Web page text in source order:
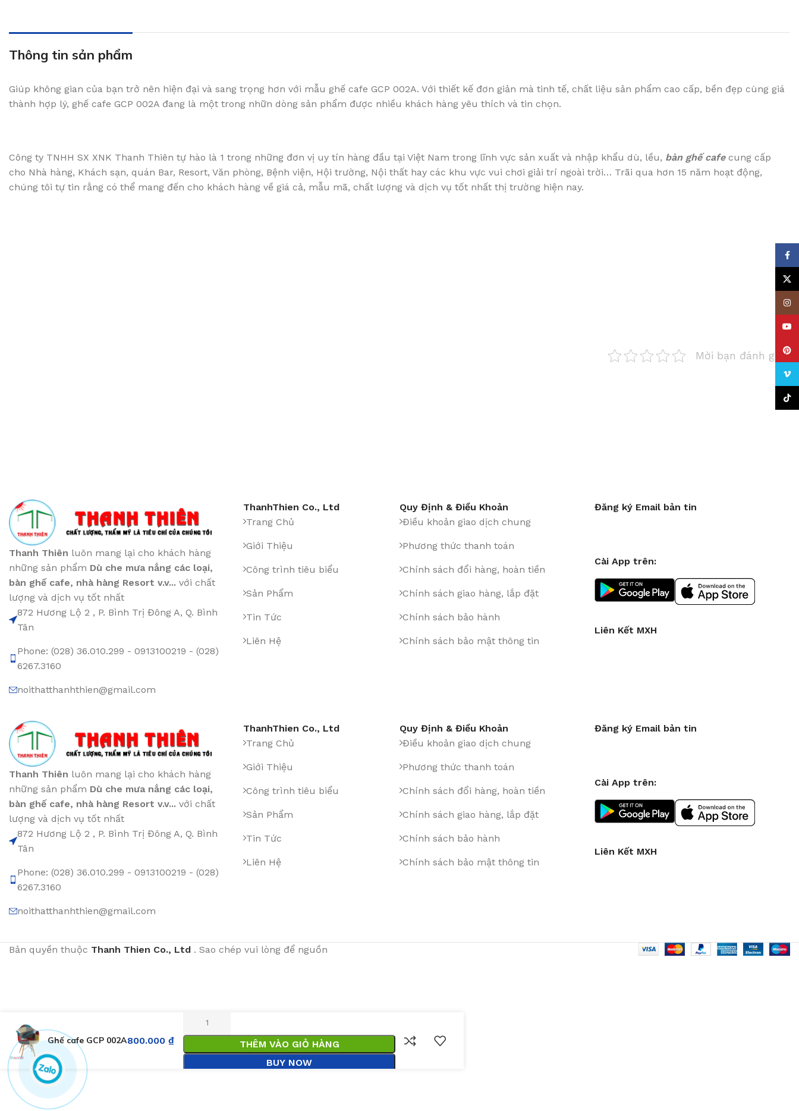
Thông tin sản phẩm
Giúp không gian của bạn trở nên hiện đại và sang trọng hơn với mẫu ghế cafe GCP 002A. Với thiết kế đơn giản mà tinh tế, chất liệu sản phẩm cao cấp, bền đẹp cùng giá
thành hợp lý, ghế cafe GCP 002A đang là một trong nhữn dòng sản phẩm được nhiều khách hàng yêu thích và tin chọn.
Công ty TNHH SX XNK Thanh Thiên tự hào là 1 trong những đơn vị uy tín hàng đầu tại Việt Nam trong lĩnh vực sản xuất và nhập khẩu dù, lều, bàn ghế cafecung cấp
cho Nhà hàng, Khách sạn, quán Bar, Resort, Văn phòng, Bệnh viện, Hội trường, Nội thất hay các khu vực vui chơi giải trí ngoài trời… Trãi qua hơn 15 năm hoạt động,
chúng tôi tự tin rằng có thể mang đến cho khách hàng về giá cả, mẫu mã, chất lượng và dịch vụ tốt nhất thị trường hiện nay.
Mời bạn đánh giá
Thanh Thiên luôn mang lại cho khách hàng
những sản phẩm Dù che mưa nắng các loại,
bàn ghế cafe, nhà hàng Resort v.v... với chất
lượng và dịch vụ tốt nhất
872 Hương Lộ 2 , P. Bình Trị Đông A, Q. Bình
Tân
Phone: (028) 36.010.299 - 0913100219 - (028)
6267.3160
noithatthanhthien@gmail.com
ThanhThien Co., Ltd
Trang Chủ
Giới Thiệu
Công trình tiêu biểu
Sản Phẩm
Tin Tức
Liên Hệ
Quy Định & Điều Khoản
Điều khoản giao dịch chung
Phương thức thanh toán
Chính sách đổi hàng, hoàn tiền
Chính sách giao hàng, lắp đặt
Chính sách bảo hành
Chính sách bảo mật thông tin
Đăng ký Email bản tin
Cài App trên:
Liên Kết MXH
Thanh Thiên luôn mang lại cho khách hàng
những sản phẩm Dù che mưa nắng các loại,
bàn ghế cafe, nhà hàng Resort v.v... với chất
lượng và dịch vụ tốt nhất
872 Hương Lộ 2 , P. Bình Trị Đông A, Q. Bình
Tân
Phone: (028) 36.010.299 - 0913100219 - (028)
6267.3160
noithatthanhthien@gmail.com
ThanhThien Co., Ltd
Trang Chủ
Giới Thiệu
Công trình tiêu biểu
Sản Phẩm
Tin Tức
Liên Hệ
Quy Định & Điều Khoản
Điều khoản giao dịch chung
Phương thức thanh toán
Chính sách đổi hàng, hoàn tiền
Chính sách giao hàng, lắp đặt
Chính sách bảo hành
Chính sách bảo mật thông tin
Đăng ký Email bản tin
Cài App trên:
Liên Kết MXH
Bản quyền thuộc Thanh Thien Co., Ltd . Sao chép vui lòng để nguồn
Ghế cafe GCP 002A800.000 ₫
THÊM VÀO GIỎ HÀNG
BUY NOW